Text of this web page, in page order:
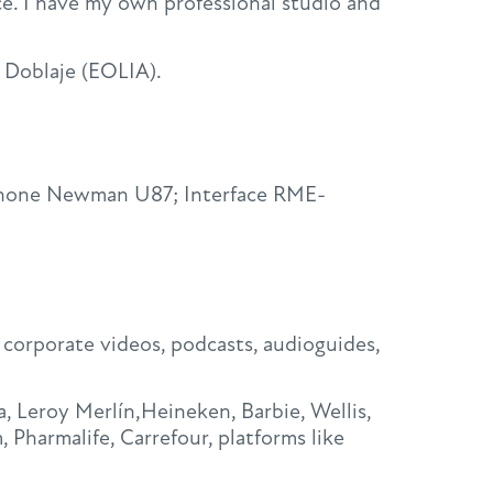
(EOLIA).
Newman U87; Interface RME-
videos, podcasts, audioguides,
Leroy Merlín,Heineken, Barbie, Wellis,
Pharmalife, Carrefour, platforms like